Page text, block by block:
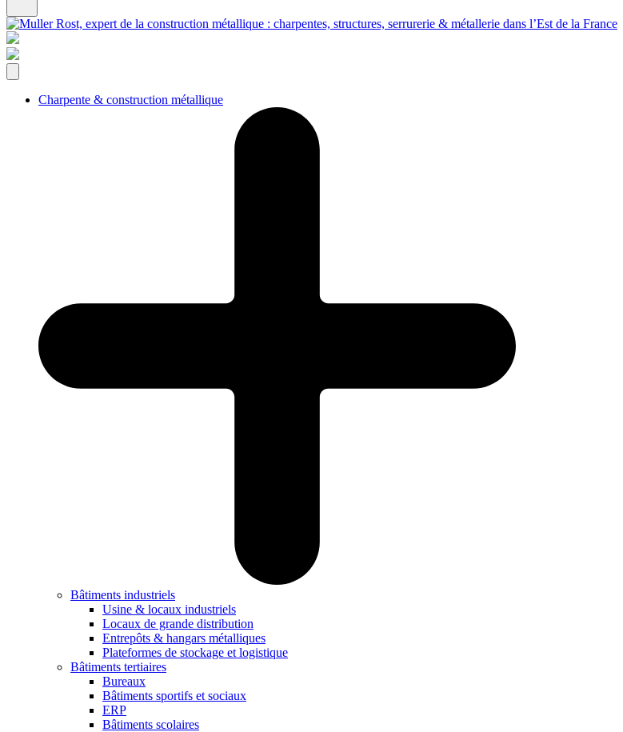
Charpente & construction métallique
Bâtiments industriels
Usine & locaux industriels
Locaux de grande distribution
Entrepôts & hangars métalliques
Plateformes de stockage et logistique
Bâtiments tertiaires
Bureaux
Bâtiments sportifs et sociaux
ERP
Bâtiments scolaires